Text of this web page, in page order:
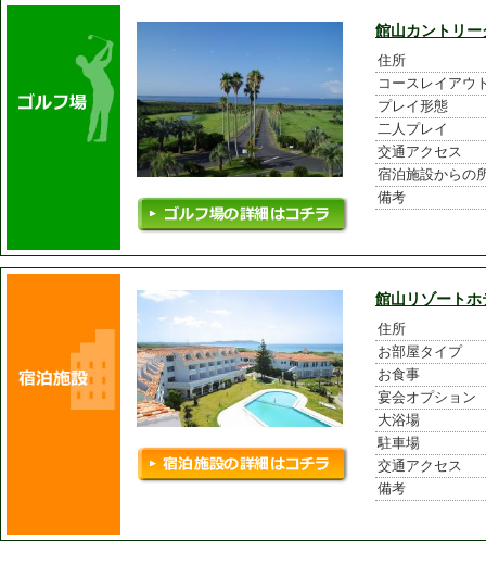
館山カントリー
住所
コースレイアウ
プレイ形態
二人プレイ
交通アクセス
宿泊施設からの
備考
館山リゾートホ
住所
お部屋タイプ
お食事
宴会オプション
大浴場
駐車場
交通アクセス
備考